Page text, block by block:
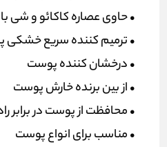
• حاوی عصاره کاکائو و شی
• ترمیم کننده سریع
• درخشان کننده پوست
• از بین برنده خارش پوست
• محافظت از پوست در برابر
• مناسب برای انواع پوست